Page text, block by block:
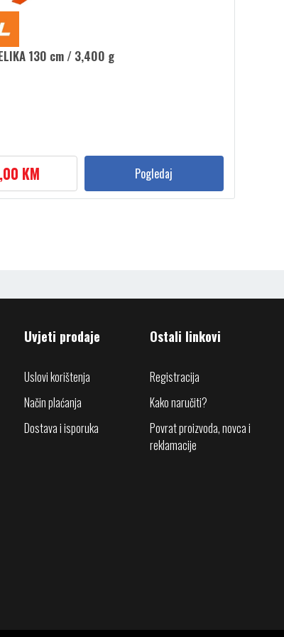
130 cm / 3,400 g
KM Pogledaj
Uvjeti prodaje
Uslovi korištenja
Način plaćanja
Dostava i isporuka
Ostali linkovi
Registracija
Kako naručiti?
Povrat proizvoda, novca i
reklamacije